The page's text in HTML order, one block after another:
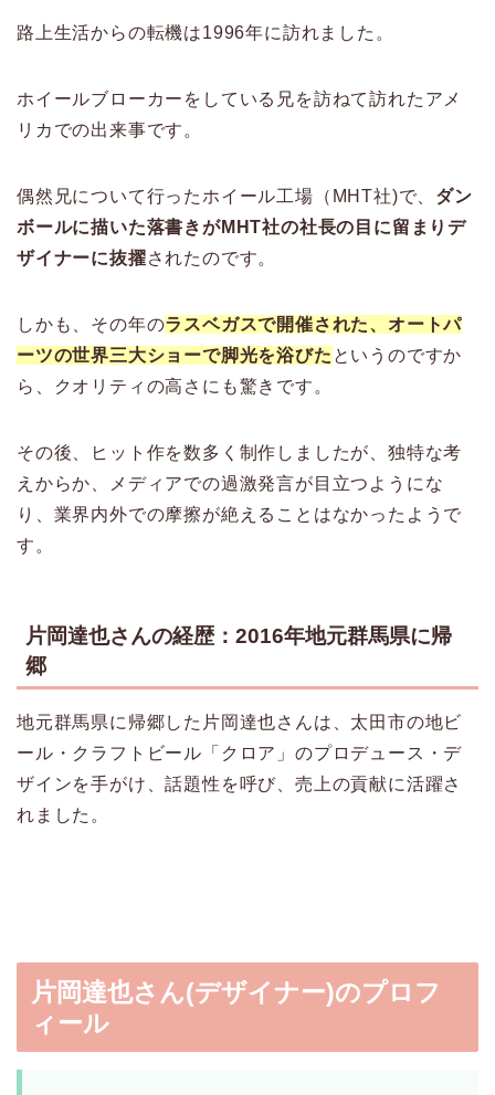
路上生活からの転機は1996年に訪れました。
ホイールブローカーをしている兄を訪ねて訪れたアメ
リカでの出来事です。
偶然兄について行ったホイール工場（MHT社)で、 ダン
ボールに描いた落書きがMHT社の社長の目に留まりデ
ザイナーに抜擢されたのです。
しかも、その年のラスベガスで開催された、オートパ
ーツの世界三大ショーで脚光を浴びた というのですか
ら、クオリティの高さにも驚きです。
その後、ヒット作を数多く制作しましたが、独特な考
えからか、メディアでの過激発言が目立つようにな
り、業界内外での摩擦が絶えることはなかったようで
す。
片岡達也さんの経歴：2016年地元群馬県に帰
郷
地元群馬県に帰郷した片岡達也さんは、太田市の地ビ
ール・クラフトビール「クロア」のプロデュース・デ
ザインを手がけ、話題性を呼び、売上の貢献に活躍さ
れました。
片岡達也さん(デザイナー)のプロフ
ィール